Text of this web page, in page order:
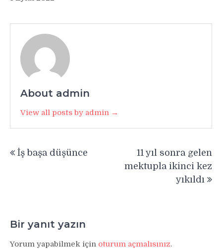
About admin
View all posts by admin →
Yazı
gezinmesi
İş başa düşünce
11 yıl sonra gelen
mektupla ikinci kez
yıkıldı
Bir yanıt yazın
Yorum yapabilmek için oturum açmalısınız.